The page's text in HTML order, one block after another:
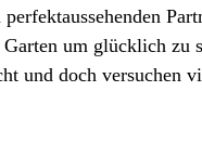
um glücklich zu
und doch versuchen